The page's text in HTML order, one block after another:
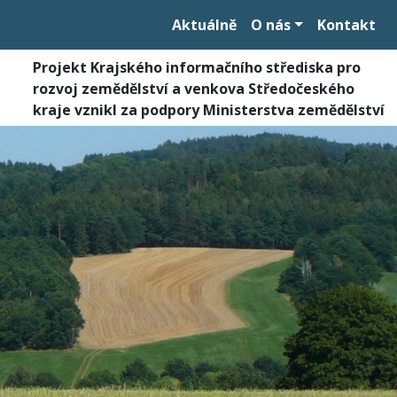
Aktuálně O nás Kontakt
Projekt Krajského informačního střediska pro
rozvoj zemědělství a venkova Středočeského
kraje vznikl za podpory Ministerstva zemědělství